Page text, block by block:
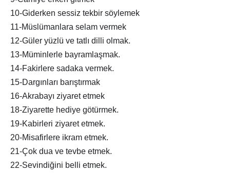
10-Giderken sessiz tekbir söylemek
11-Müslümanlara selam vermek
12-Güler yüzlü ve tatlı dilli olmak.
13-Müminlerle bayramlaşmak.
14-Fakirlere sadaka vermek.
15-Dargınları barıştırmak
16-Akrabayı ziyaret etmek
18-Ziyarette hediye götürmek.
19-Kabirleri ziyaret etmek.
20-Misafirlere ikram etmek.
21-Çok dua ve tevbe etmek.
22-Sevindiğini belli etmek.